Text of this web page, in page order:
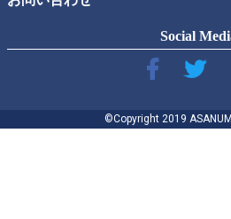
Social
©Copyright 2019